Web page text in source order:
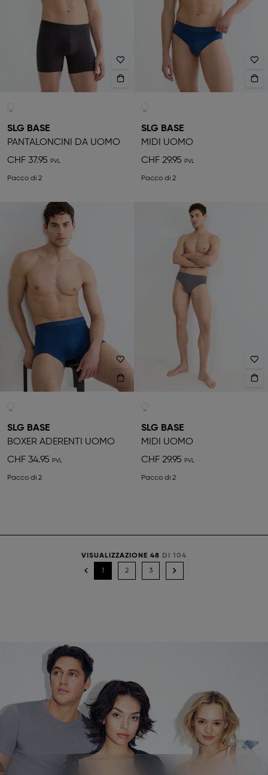
SLG BASE
PANTALONCINI DA UOMO
CHF 37.95
Pacco di 2
SLG BASE
MIDI UOMO
CHF 29.95
Pacco di 2
SLG BASE
BOXER ADERENTI UOMO
CHF 34.95
Pacco di 2
SLG BASE
MIDI UOMO
CHF 29.95
Pacco di 2
VISUALIZZAZIONE 48 DI 104
1 2 3